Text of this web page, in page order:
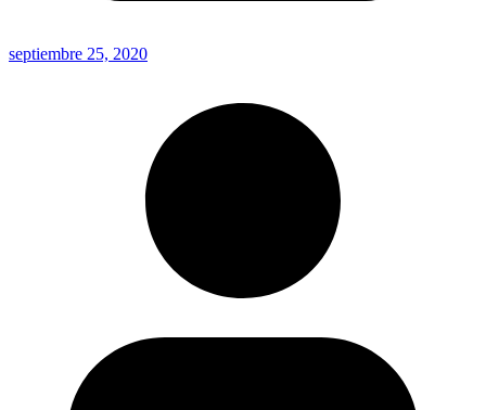
septiembre 25, 2020